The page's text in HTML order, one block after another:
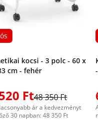
kocsi - 3 polc - 60 x
cm - fehér
Ft48 350 Ft
ár a kedvezményt
30 napban: 48 350 Ft